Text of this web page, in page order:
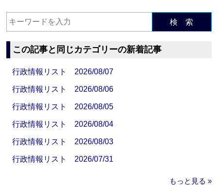
検 索
この記事と同じカテゴリーの新着記事
行政情報リスト 2026/08/07
行政情報リスト 2026/08/06
行政情報リスト 2026/08/05
行政情報リスト 2026/08/04
行政情報リスト 2026/08/03
行政情報リスト 2026/07/31
もっと見る »